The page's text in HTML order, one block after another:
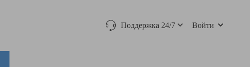
Поддержка 24/7 Войти